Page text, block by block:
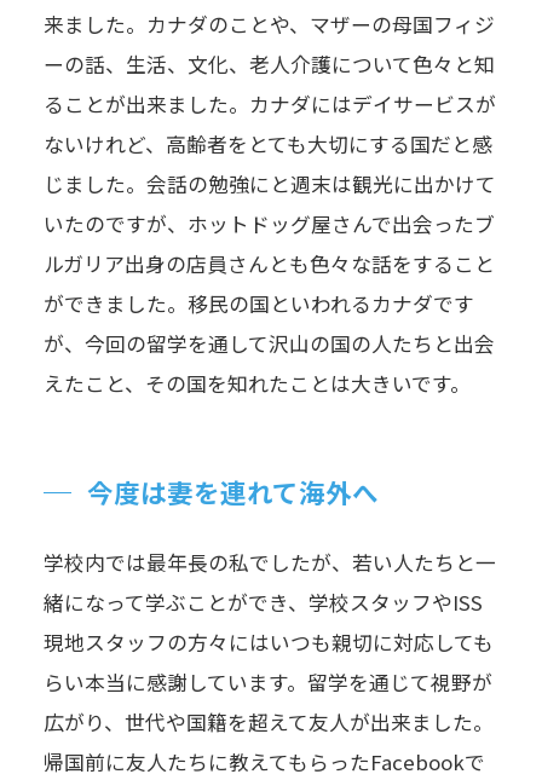
来ました。カナダのことや、マザーの母国フィジ
ーの話、生活、文化、老人介護について色々と知
ることが出来ました。カナダにはデイサービスが
ないけれど、高齢者をとても大切にする国だと感
じました。会話の勉強にと週末は観光に出かけて
いたのですが、ホットドッグ屋さんで出会ったブ
ルガリア出身の店員さんとも色々な話をすること
ができました。移民の国といわれるカナダです
が、今回の留学を通して沢山の国の人たちと出会
えたこと、その国を知れたことは大きいです。
今度は妻を連れて海外へ
学校内では最年長の私でしたが、若い人たちと一
緒になって学ぶことができ、学校スタッフやISS
現地スタッフの方々にはいつも親切に対応しても
らい本当に感謝しています。留学を通じて視野が
広がり、世代や国籍を超えて友人が出来ました。
帰国前に友人たちに教えてもらったFacebookで